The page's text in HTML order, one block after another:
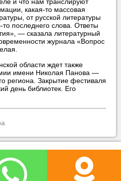
какая-то массовая
от русской литературы
то последнего слова. Ответы
— сказала литературный
журнала «Вопрос
области ждет также
имени Николая Панова —
региона. Закрытие фестиваля
день библиотек. Его
новость
ошибку